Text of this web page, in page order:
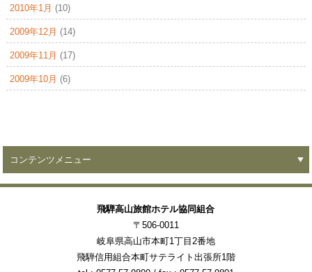
2010年1月 (10)
2009年12月 (14)
2009年11月 (17)
2009年10月 (6)
コンテンツメニュー
飛騨高山旅館ホテル協同組合
〒506-0011
岐阜県高山市本町1丁目2番地
飛騨信用組合本町サテライト出張所1階